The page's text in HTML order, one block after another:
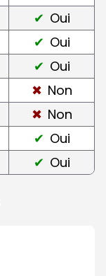
Oui
Oui
Oui
Non
Non
Oui
Oui